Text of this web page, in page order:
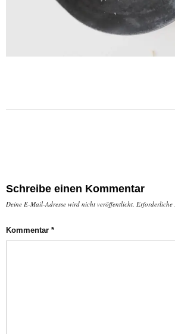
Schreibe einen Kommentar
Deine E-Mail-Adresse wird nicht veröffentlicht. Erforderliche
Kommentar *